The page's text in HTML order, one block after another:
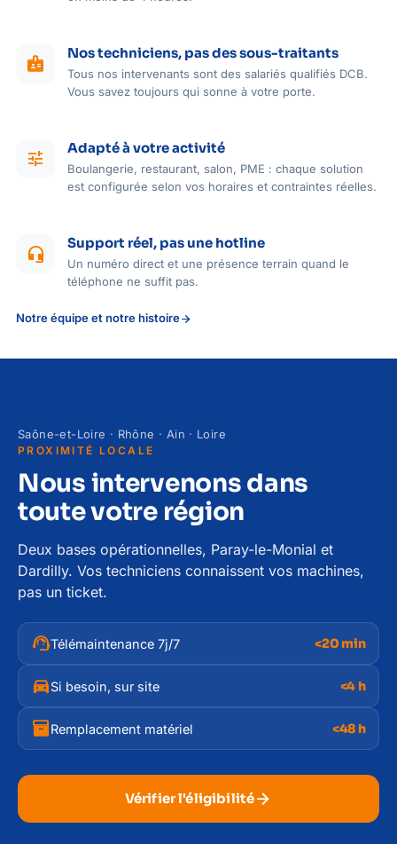
badge Nos techniciens, pas des sous-traitants
Tous nos intervenants sont des salariés qualifiés DCB.
Vous savez toujours qui sonne à votre porte.
tune Adapté à votre activité
Boulangerie, restaurant, salon, PME : chaque solution
est configurée selon vos horaires et contraintes réelles.
headset_mic Support réel, pas une hotline
Un numéro direct et une présence terrain quand le
téléphone ne suffit pas.
Notre équipe et notre histoirearrow_forward
Saône-et-Loire · Rhône · Ain · Loire
PROXIMITÉ LOCALE
Nous intervenons dans
toute votre région
Deux bases opérationnelles, Paray-le-Monial et
Dardilly. Vos techniciens connaissent vos machines,
pas un ticket.
support_agentTélémaintenance 7j/7 <20 min
directions_carSi besoin, sur site <4 h
inventory_2Remplacement matériel <48 h
Vérifier l'éligibilitéarrow_forward